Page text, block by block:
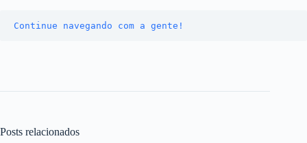
Continue navegando com a gente!
Posts relacionados